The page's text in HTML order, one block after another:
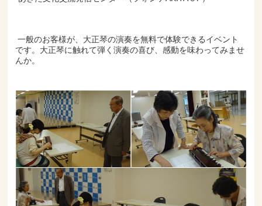
一般のお客様が、大正琴の演奏を無料で体験できるイベント
です。大正琴に触れて弾く演奏の喜び、感動を味わってみませ
んか。